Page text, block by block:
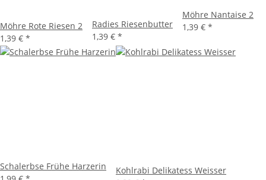
Möhre Rote Riesen 2
1,39 € *
Radies Riesenbutter
1,39 € *
Möhre Nantaise 2
1,39 € *
Schalerbse Frühe Harzerin
Kohlrabi Delikatess Weisser